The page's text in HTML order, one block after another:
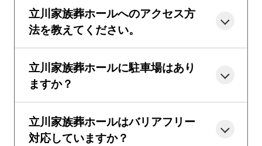
立川家族葬ホールへのアクセス方
法を教えてください。
立川家族葬ホールに駐車場はあり
ますか？
立川家族葬ホールはバリアフリー
対応していますか？